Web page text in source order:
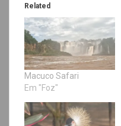
Related
Macuco Safari
Em "Foz"